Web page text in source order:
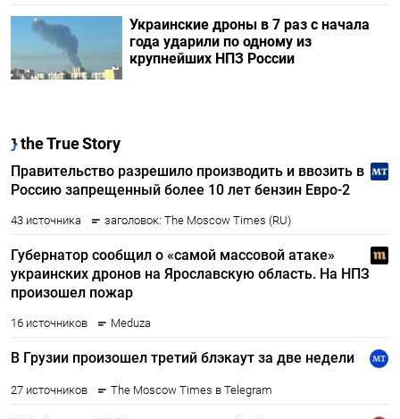
Украинские дроны в 7 раз с начала
года ударили по одному из
крупнейших НПЗ России